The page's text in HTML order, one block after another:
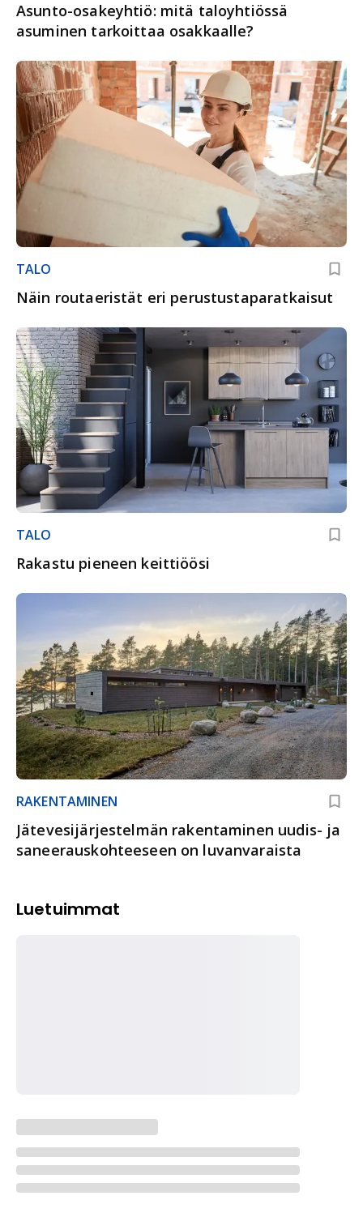
Asunto-osakeyhtiö: mitä taloyhtiössä
asuminen tarkoittaa osakkaalle?
TALO
Näin routaeristät eri perustustaparatkaisut
TALO
Rakastu pieneen keittiöösi
RAKENTAMINEN
Jätevesijärjestelmän rakentaminen uudis- ja
saneerauskohteeseen on luvanvaraista
Luetuimmat